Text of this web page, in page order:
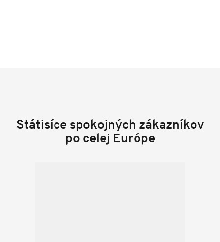
Státisíce spokojných zákazníkov
po celej Európe